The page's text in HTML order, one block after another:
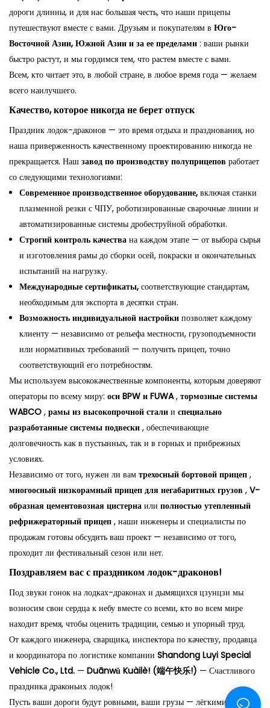
дороги длинны, и для нас большая честь, что наши прицепы
путешествуют вместе с вами. Друзьям и покупателям в Юго-
Восточной Азии, Южной Азии и за ее пределами : ваши рынки
быстро растут, и мы гордимся тем, что растем вместе с вами.
Всем, кто читает это, в любой стране, в любое время года — желаем
всего наилучшего.
Качество, которое никогда не берет отпуск
Праздник лодок-драконов — это время отдыха и празднования, но
наша приверженность качественному проектированию никогда не
прекращается. Наш завод по производству полуприцепов работает
со следующими технологиями:
Современное производственное оборудование,включая станки
плазменной резки с ЧПУ, роботизированные сварочные линии и
автоматизированные системы дробеструйной обработки.
Строгий контроль качествана каждом этапе — от выбора сырья
и изготовления рамы до сборки осей, покраски и окончательных
испытаний на нагрузку.
Международные сертификаты,соответствующие стандартам,
необходимым для экспорта в десятки стран.
Возможность индивидуальной настройкипозволяет каждому
клиенту — независимо от рельефа местности, грузоподъемности
или нормативных требований — получить прицеп, точно
соответствующий его потребностям.
Мы используем высококачественные компоненты, которым доверяют
операторы по всему миру: оси BPW и FUWA, тормозные системы
WABCO , рамы из высокопрочной стали и специально
разработанные системы подвески , обеспечивающие
долговечность как в пустынных, так и в горных и прибрежных
условиях.
Независимо от того, нужен ли вам трехосный бортовой прицеп ,
многоосный низкорамный прицеп для негабаритных грузов , V-
образная цементовозная цистерна или полностью утепленный
рефрижераторный прицеп , наши инженеры и специалисты по
продажам готовы обсудить ваш проект — независимо от того,
проходит ли фестивальный сезон или нет.
Поздравляем вас с праздником лодок-драконов!
Под звуки гонок на лодках-драконах и дымящихся цзунцзи мы
возносим свои сердца к небу вместе со всеми, кто во всем мире
находит время, чтобы оценить традиции, семью и упорный труд.
От каждого инженера, сварщика, инспектора по качеству, продавца
и координатора по логистике компании Shandong Luyi Special
Vehicle Co., Ltd. — Duānwǔ Kuàilè! (端午快乐!) — Счастливого
праздника драконьих лодок!
Пусть ваши дороги будут ровными, ваши грузы — лёгкими, а ваш